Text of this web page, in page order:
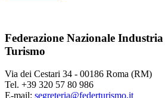
Federazione Nazionale
Turismo
Via dei Cestari 34 - 00186 Roma (RM)
Tel. +39 320 57 80 986
E-mail: segreteria@federturismo.it